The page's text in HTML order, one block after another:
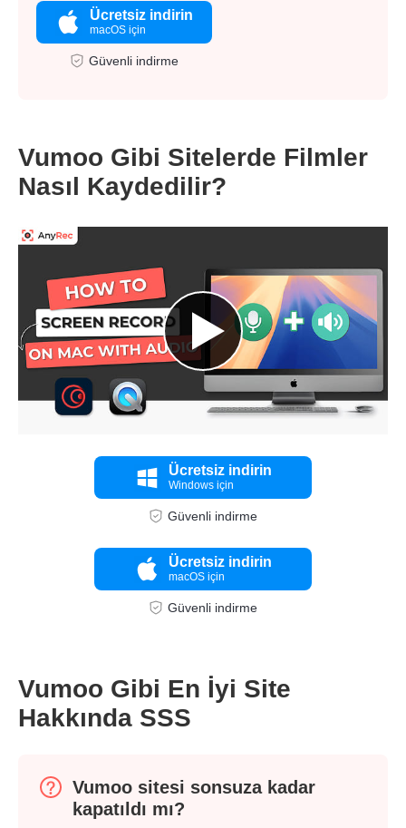
Ücretsiz indirin
macOS için
Güvenli indirme
Vumoo Gibi Sitelerde Filmler
Nasıl Kaydedilir?
Ücretsiz indirin
Windows için
Güvenli indirme
Ücretsiz indirin
macOS için
Güvenli indirme
Vumoo Gibi En İyi Site
Hakkında SSS
Vumoo sitesi sonsuza kadar
kapatıldı mı?